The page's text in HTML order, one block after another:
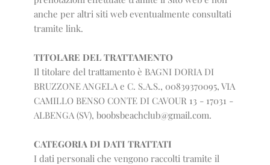
anche per altri siti web eventualmente consultati
tramite link.
TITOLARE DEL TRATTAMENTO
Il titolare del trattamento è BAGNI DORIA DI
BRUZZONE ANGELA e C. S.A.S., 00839370095, VIA
CAMILLO BENSO CONTE DI CAVOUR 13 - 17031 -
ALBENGA (SV), boobsbeachclub@gmail.com.
CATEGORIA DI DATI TRATTATI
I dati personali che vengono raccolti tramite il